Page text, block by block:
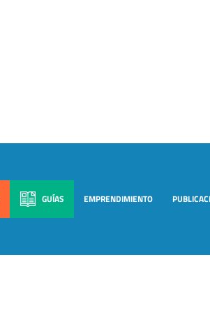
GUÍAS EMPRENDIMIENTO